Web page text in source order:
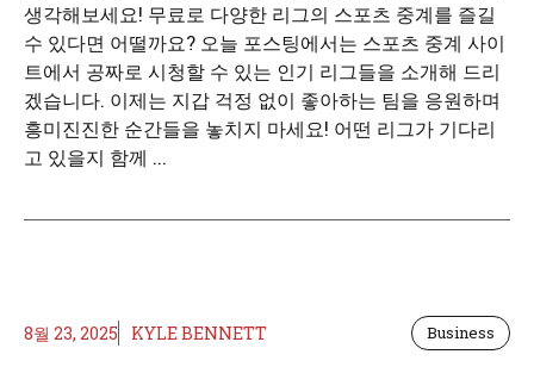
생각해보세요! 무료로 다양한 리그의 스포츠 중계를 즐길
수 있다면 어떨까요? 오늘 포스팅에서는 스포츠 중계 사이
트에서 공짜로 시청할 수 있는 인기 리그들을 소개해 드리
겠습니다. 이제는 지갑 걱정 없이 좋아하는 팀을 응원하며
흥미진진한 순간들을 놓치지 마세요! 어떤 리그가 기다리
고 있을지 함께 ...
8월 23, 2025 KYLE BENNETT Business